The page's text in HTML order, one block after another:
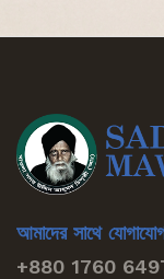
আমাদের সাথে
+880 1760